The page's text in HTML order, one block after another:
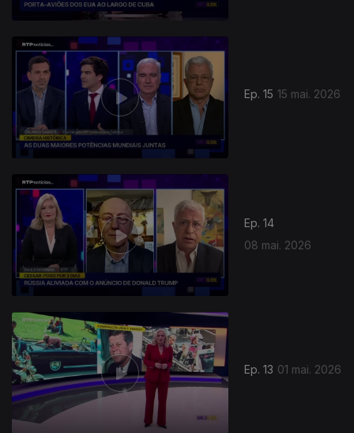
Ep. 15 15 mai. 2026
Ep. 14
08 mai. 2026
Ep. 13 01 mai. 2026
926348